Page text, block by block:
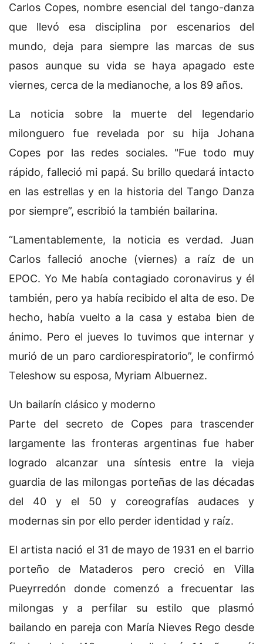
Carlos Copes, nombre esencial del tango-danza
que llevó esa disciplina por escenarios del
mundo, deja para siempre las marcas de sus
pasos aunque su vida se haya apagado este
viernes, cerca de la medianoche, a los 89 años.
La noticia sobre la muerte del legendario
milonguero fue revelada por su hija Johana
Copes por las redes sociales. "Fue todo muy
rápido, falleció mi papá. Su brillo quedará intacto
en las estrellas y en la historia del Tango Danza
por siempre”, escribió la también bailarina.
“Lamentablemente, la noticia es verdad. Juan
Carlos falleció anoche (viernes) a raíz de un
EPOC. Yo Me había contagiado coronavirus y él
también, pero ya había recibido el alta de eso. De
hecho, había vuelto a la casa y estaba bien de
ánimo. Pero el jueves lo tuvimos que internar y
murió de un paro cardiorespiratorio”, le confirmó
Teleshow su esposa, Myriam Albuernez.
Un bailarín clásico y moderno
Parte del secreto de Copes para trascender
largamente las fronteras argentinas fue haber
logrado alcanzar una síntesis entre la vieja
guardia de las milongas porteñas de las décadas
del 40 y el 50 y coreografías audaces y
modernas sin por ello perder identidad y raíz.
El artista nació el 31 de mayo de 1931 en el barrio
porteño de Mataderos pero creció en Villa
Pueyrredón donde comenzó a frecuentar las
milongas y a perfilar su estilo que plasmó
bailando en pareja con María Nieves Rego desde